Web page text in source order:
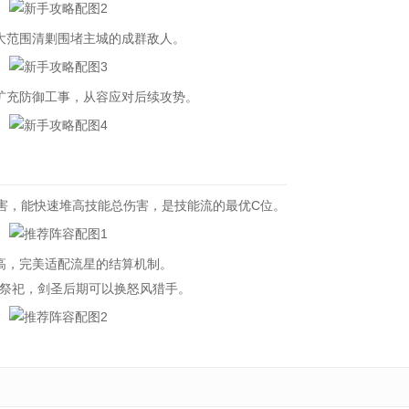
清剿围堵主城的成群敌人。
御工事，从容应对后续攻势。
快速堆高技能总伤害，是技能流的最优C位。
美适配流星的结算机制。
，剑圣后期可以换怒风猎手。